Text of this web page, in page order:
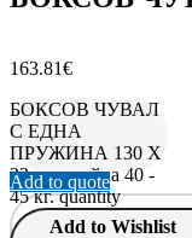
163.81€
БОКСОВ ЧУВАЛ
С ЕДНА
ПРУЖИНА 130 Х
33 см. стойка 40 -
45 кг. quantity
Add to quote
Add to Wishlist